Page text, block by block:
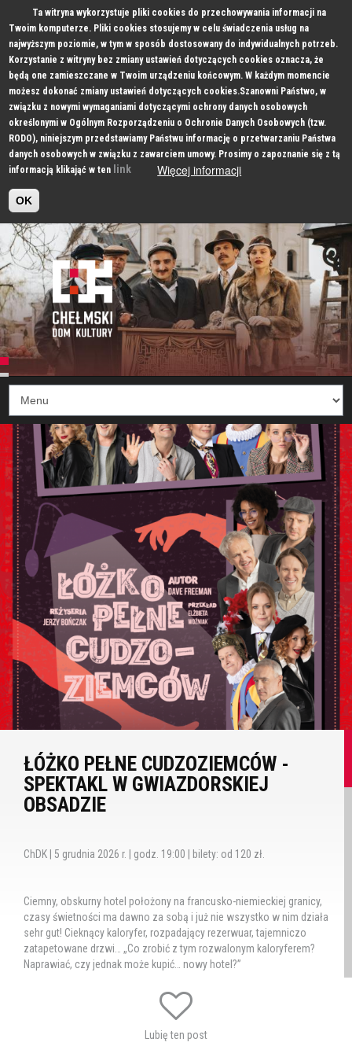
Ta witryna wykorzystuje pliki cookies do przechowywania informacji na
Twoim komputerze. Pliki cookies stosujemy w celu świadczenia usług na
najwyższym poziomie, w tym w sposób dostosowany do indywidualnych potrzeb.
Korzystanie z witryny bez zmiany ustawień dotyczących cookies oznacza, że
będą one zamieszczane w Twoim urządzeniu końcowym. W każdym momencie
możesz dokonać zmiany ustawień dotyczących cookies.Szanowni Państwo, w
związku z nowymi wymaganiami dotyczącymi ochrony danych osobowych
określonymi w Ogólnym Rozporządzeniu o Ochronie Danych Osobowych (tzw.
RODO), niniejszym przedstawiamy Państwu informację o przetwarzaniu Państwa
danych osobowych w związku z zawarciem umowy. Prosimy o zapoznanie się z tą
informacją klikająć w ten link Więcej informacji
OK
ŁÓŻKO PEŁNE CUDZOZIEMCÓW -
SPEKTAKL W GWIAZDORSKIEJ
OBSADZIE
ChDK | 5 grudnia 2026 r. | godz. 19:00 | bilety: od 120 zł.
Ciemny, obskurny hotel położony na francusko-niemieckiej granicy,
czasy świetności ma dawno za sobą i już nie wszystko w nim działa
sehr gut! Cieknący kaloryfer, rozpadający rezerwuar, tajemniczo
zatapetowane drzwi… „Co zrobić z tym rozwalonym kaloryferem?
Naprawiać, czy jednak może kupić… nowy hotel?”
Heinz – niedoszły lekarz, bawidamek i kierownik hotelu, który nigdy
się nie myli, oraz przekupny Kazek – wiecznie podchmielony portier,
stan pokoi i zadowolić hotelowych gości. Przez swoje roztargnienie
Lubię ten post